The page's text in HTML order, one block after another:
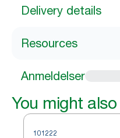
Delivery details
Resources
Anmeldelser
You might
101222